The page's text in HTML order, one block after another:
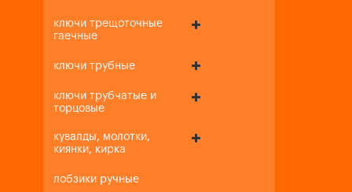
ключи трещоточные
гаечные
ключи трубные
ключи трубчатые и
торцовые
кувалды, молотки,
киянки, кирка
лобзики ручные